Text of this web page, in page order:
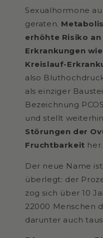
Sexualhormone
geraten.
erhöhte Risiko
Erkrankungen
Kreislauf-
also
als einziger
Bezeichnung
und stellt
Störungen der
Fruchtbarkeit her.
Der neue Name
überlegt: der
zog sich über 10
22000 Menschen
darunter auch